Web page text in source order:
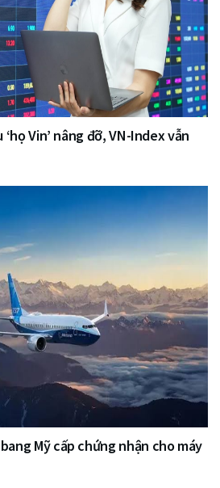
Vin’ nâng đỡ, VN-Index vẫn
Mỹ cấp chứng nhận cho máy